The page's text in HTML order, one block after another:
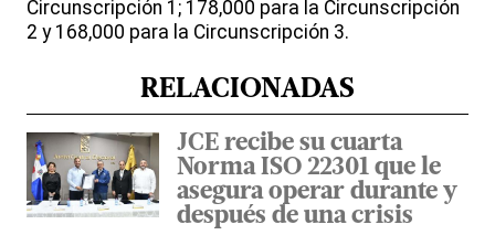
Circunscripción 1; 178,000 para la Circunscripción
2 y 168,000 para la Circunscripción 3.
RELACIONADAS
JCE recibe su cuarta
Norma ISO 22301 que le
asegura operar durante y
después de una crisis